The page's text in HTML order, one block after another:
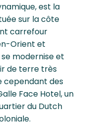
est la
sur la côte
carrefour
Orient et
se modernise et
de terre très
cependant des
Face Hotel, un
du Dutch